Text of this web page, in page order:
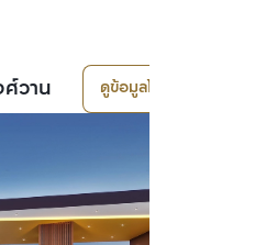
วาน ดูข้อมูลโครงการ